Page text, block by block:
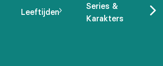
Leeftijden
Series &
Karakters